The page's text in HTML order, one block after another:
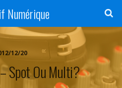
Numérique
12/20
Spot Ou Multi?